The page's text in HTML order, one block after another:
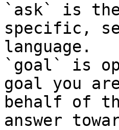
`ask` is
specific,
language.
`goal` is
goal you
behalf of
answer